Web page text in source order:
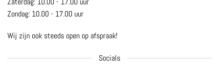
Zondag: 10.00 - 17.00 uur
Wij zijn ook steeds open op afspraak!
Socials